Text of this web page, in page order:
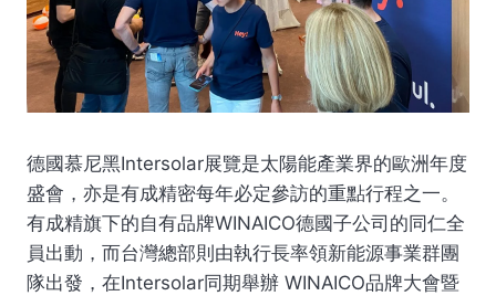
德國慕尼黑Intersolar展覽是太陽能產業界的歐洲年度
盛會，亦是有成精密每年必定參訪的重點行程之一。
有成精旗下的自有品牌WINAICO德國子公司的同仁全
員出動，而台灣總部則由執行長率領新能源事業群團
隊出發，在Intersolar同期舉辦 WINAICO品牌大會暨